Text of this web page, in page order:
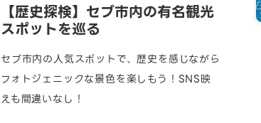
【歴史探検】セブ市内の有名観光
スポットを巡る
セブ市内の人気スポットで、歴史を感じながら
フォトジェニックな景色を楽しもう！SNS映
えも間違いなし！